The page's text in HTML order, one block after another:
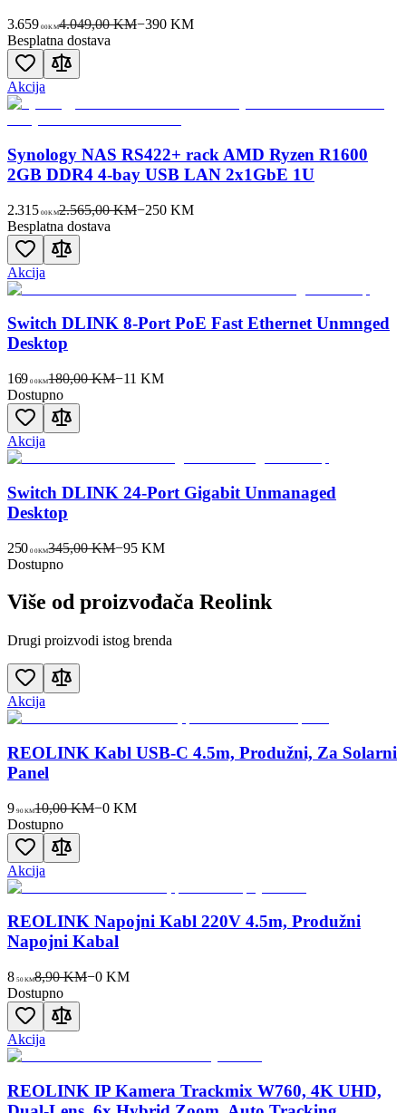
3.659 00KM4.049,00 KM−390KM
Besplatna dostava
Akcija
Synology NAS RS422+ rack AMD Ryzen R1600
2GB DDR4 4-bay USB LAN 2x1GbE 1U
2.315 00KM2.565,00 KM−250KM
Besplatna dostava
Akcija
Switch DLINK 8-Port PoE Fast Ethernet Unmnged
Desktop
169 00KM180,00 KM−11 KM
Dostupno
Akcija
Switch DLINK 24-Port Gigabit Unmanaged
Desktop
250 00KM345,00 KM−95 KM
Dostupno
Više od proizvođača Reolink
Drugi proizvodi istog brenda
Akcija
REOLINK Kabl USB-C 4.5m, Produžni, Za Solarni
Panel
9 90KM10,00 KM−0 KM
Dostupno
Akcija
REOLINK Napojni Kabl 220V 4.5m, Produžni
Napojni Kabal
8 50 KM8,90 KM−0 KM
Dostupno
Akcija
REOLINK IP Kamera Trackmix W760, 4K UHD,